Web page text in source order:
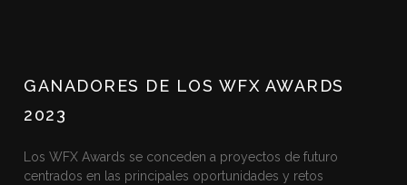
GANADORES DE LOS WFX AWARDS
2023
Los WFX Awards se conceden a proyectos de futuro
centrados en las principales oportunidades y retos